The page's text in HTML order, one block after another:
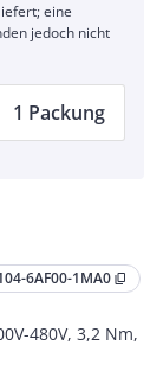
6AF00-1MA0 content_copy
480V, 3,2 Nm,
eine
jedoch nicht
1 Packung